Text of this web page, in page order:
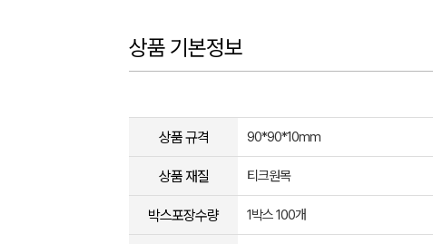
상품 기본정보
상품 규격 90*90*10mm
상품 재질 티크원목
박스포장수량 1박스 100개